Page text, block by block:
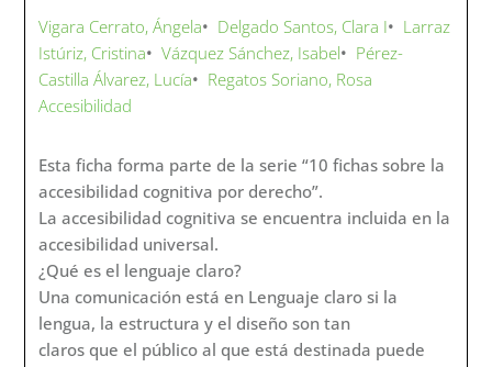
DESCARGAR
Lectura Fácil
Vigara Cerrato, Ángela•Delgado Santos, Clara I•Larraz
Istúriz, Cristina•Pérez-Castilla Álvarez, Lucía
Soriano, Rosa
Accesibilidad
Esta ficha forma parte de la serie “10 fichas sobre la
accesibilidad cognitiva por derecho”. La accesibilidad
cognitiva se encuentra incluida en la accesibilidad